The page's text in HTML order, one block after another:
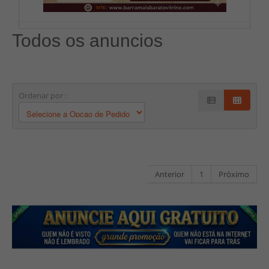
Todos os anuncios
Ordenar por :
Anterior 1 Próximo